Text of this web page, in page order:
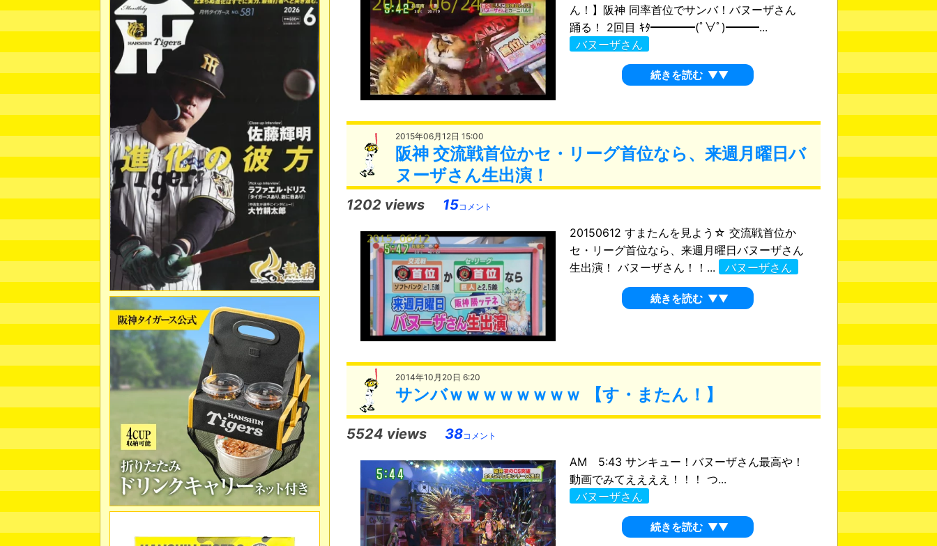
ん！】阪神 同率首位でサンバ！バヌーザさん
踊る！ 2回目 ｷﾀ━━━━(ﾟ∀ﾟ)━━━...
バヌーザさん
続きを読む ▼▼
2015年06月12日 15:00
阪神 交流戦首位かセ・リーグ首位なら、来週月曜日バ
ヌーザさん生出演！
1202 views 15コメント
20150612 すまたんを見よう☆ 交流戦首位か
セ・リーグ首位なら、来週月曜日バヌーザさん
生出演！ バヌーザさん！！...
バヌーザさん
続きを読む ▼▼
2014年10月20日 6:20
サンバｗｗｗｗｗｗｗｗ 【す・またん！】
5524 views 38コメント
AM 5:43 サンキュー！バヌーザさん最高や！
動画でみてええええ！！！ つ...
バヌーザさん
続きを読む ▼▼